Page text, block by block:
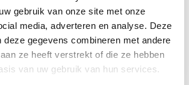
gebruik van onze site met onze
media, adverteren en analyse. Deze
deze gegevens combineren met andere
ze heeft verstrekt of die ze hebben
van uw gebruik van hun services.
zwart
125‑500cc
China Lx
Plaatwerkset rood mat 18-
delig China LX/VX50
€233,14
leverancier